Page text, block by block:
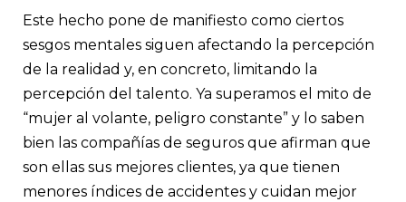
Este hecho pone de manifiesto como ciertos
sesgos mentales siguen afectando la percepción
de la realidad y, en concreto, limitando la
percepción del talento. Ya superamos el mito de
“mujer al volante, peligro constante” y lo saben
bien las compañías de seguros que afirman que
son ellas sus mejores clientes, ya que tienen
menores índices de accidentes y cuidan mejor